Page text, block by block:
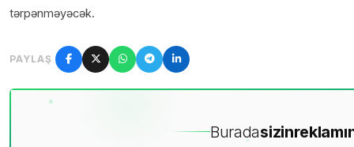
tərpənməyəcək.
PAYLAŞ
Buradasizin